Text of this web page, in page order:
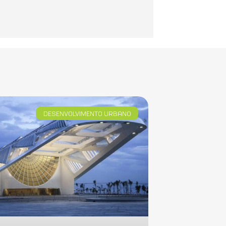
DESENVOLVIMENTO URBANO